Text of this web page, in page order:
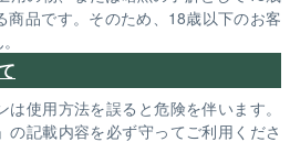
商品です。そのため、18歳以下のお客
使用方法を誤ると危険を伴います。
の記載内容を必ず守ってご利用くださ